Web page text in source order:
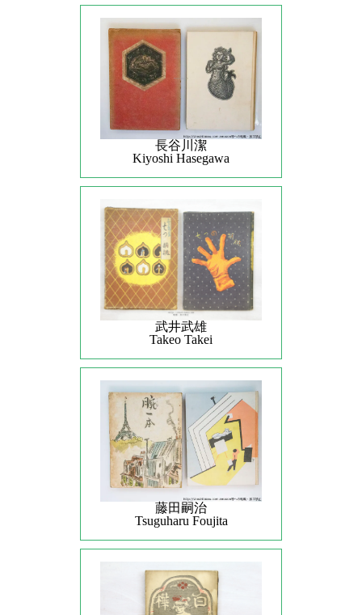
長谷川潔
Kiyoshi Hasegawa
武井武雄
Takeo Takei
藤田嗣治
Tsuguharu Foujita